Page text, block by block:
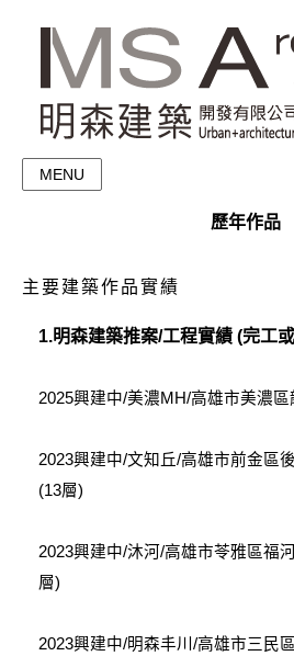
MENU
歷年作品
主要建築作品實績
1.明森建築推案/工程實績 (完工
2025興建中/美濃MH/高雄市美濃
2023興建中/文知丘/高雄市前金區
(13層)
2023興建中/沐河/高雄市苓雅區福
層)
2023興建中/明森丰川/高雄市三民